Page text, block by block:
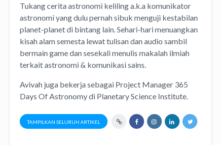
Tukang cerita astronomi kelilinga.k.a komunikator
astronomiyang dulu pernah sibuk menguji kestabilan
planet-planet di bintang lain. Sehari-hari menuangkan
kisah alam semesta lewattulisandanaudio sambil
bermain game dan sesekali menulis makalah ilmiah
terkait astronomi & komunikasi sains.
Avivah juga bekerja sebagai Project Manager 365
Days Of Astronomydi Planetary Science Institute.
TAMPILKAN SELURUH ARTIKEL